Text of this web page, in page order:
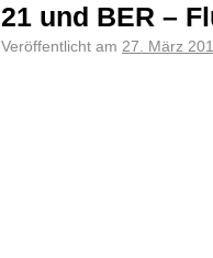
21 und BER –
Veröffentlicht am 27. März